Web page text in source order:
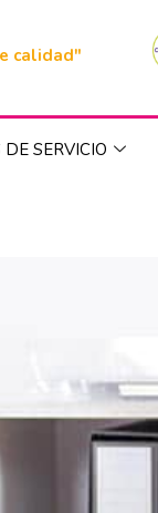
calidad"
DE SERVICIO